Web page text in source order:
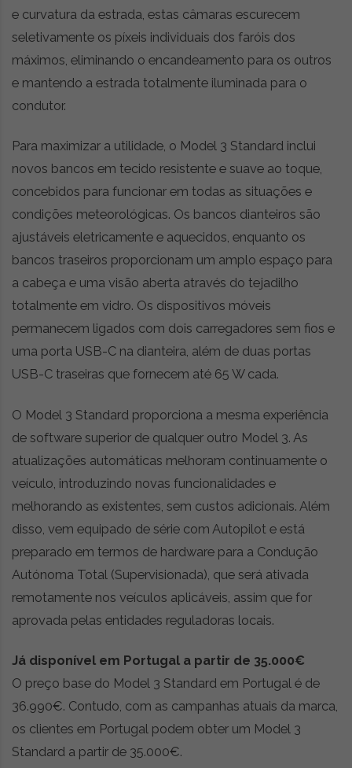
e curvatura da estrada, estas câmaras escurecem
seletivamente os píxeis individuais dos faróis dos
máximos, eliminando o encandeamento para os outros
e mantendo a estrada totalmente iluminada para o
condutor.
Para maximizar a utilidade, o Model 3 Standard inclui
novos bancos em tecido resistente e suave ao toque,
concebidos para funcionar em todas as situações e
condições meteorológicas. Os bancos dianteiros são
ajustáveis eletricamente e aquecidos, enquanto os
bancos traseiros proporcionam um amplo espaço para
a cabeça e uma visão aberta através do tejadilho
totalmente em vidro. Os dispositivos móveis
permanecem ligados com dois carregadores sem fios e
uma porta USB-C na dianteira, além de duas portas
USB-C traseiras que fornecem até 65 W cada.
O Model 3 Standard proporciona a mesma experiência
de software superior de qualquer outro Model 3. As
atualizações automáticas melhoram continuamente o
veículo, introduzindo novas funcionalidades e
melhorando as existentes, sem custos adicionais. Além
disso, vem equipado de série com Autopilot e está
preparado em termos de hardware para a Condução
Autónoma Total (Supervisionada), que será ativada
remotamente nos veículos aplicáveis, assim que for
aprovada pelas entidades reguladoras locais.
Já disponível em Portugal a partir de 35.000€
O preço base do Model 3 Standard em Portugal é de
36.990€. Contudo, com as campanhas atuais da marca,
os clientes em Portugal podem obter um Model 3
Standard a partir de 35.000€.